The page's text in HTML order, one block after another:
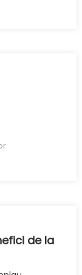
de la